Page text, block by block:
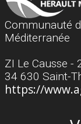
Communauté
Méditerranée
ZI Le Causse -
34 630 Saint-
https://